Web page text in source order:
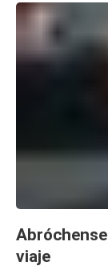
viaje